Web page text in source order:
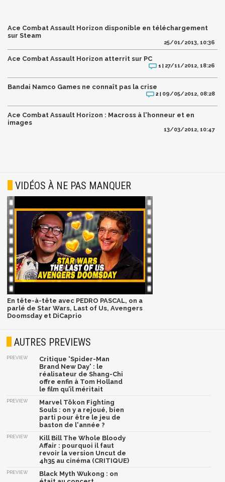
Ace Combat Assault Horizon disponible en téléchargement
sur Steam
25/01/2013, 10:36
Ace Combat Assault Horizon atterrit sur PC
1 | 27/11/2012, 18:26
Bandai Namco Games ne connaît pas la crise
2 | 09/05/2012, 08:28
Ace Combat Assault Horizon : Macross à l'honneur et en
images
13/03/2012, 10:47
VIDÉOS À NE PAS MANQUER
En tête-à-tête avec PEDRO PASCAL, on a
parlé de Star Wars, Last of Us, Avengers
Doomsday et DiCaprio
AUTRES PREVIEWS
PREVIEW
Critique 'Spider-Man
Brand New Day' : le
réalisateur de Shang-Chi
offre enfin à Tom Holland
le film qu’il méritait
PREVIEW
Marvel Tōkon Fighting
Souls : on y a rejoué, bien
parti pour être le jeu de
baston de l'année ?
PREVIEW
Kill Bill The Whole Bloody
Affair : pourquoi il faut
revoir la version Uncut de
4h35 au cinéma (CRITIQUE)
PREVIEW
Black Myth Wukong : on